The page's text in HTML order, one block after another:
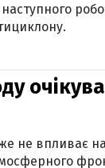
не впливає